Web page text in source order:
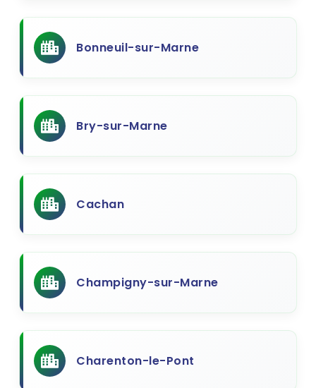
Bonneuil-sur-Marne
Bry-sur-Marne
Cachan
Champigny-sur-Marne
Charenton-le-Pont